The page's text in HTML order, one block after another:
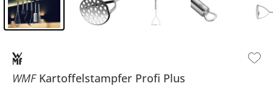
WMF Kartoffelstampfer Profi Plus